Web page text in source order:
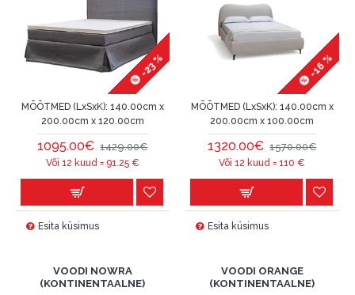
-23 %
MÕÕTMED (LxSxK): 140.00cm x
200.00cm x 120.00cm
1095.00€ 1429.00€
Või 12 kuud = 91.25€
Esita küsimus
-16 %
MÕÕTMED (LxSxK): 140.00cm x
200.00cm x 100.00cm
1320.00€ 1570.00€
Või 12 kuud =110 €
Esita küsimus
VOODI NOWRA
(KONTINENTAALNE)
VOODI ORANGE
(KONTINENTAALNE)